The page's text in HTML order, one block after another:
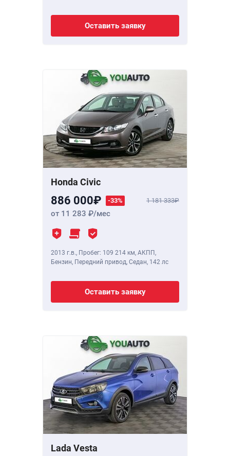
Оставить заявку
Honda Civic
886 000 -33% 1 181 333
от 11 283 /мес
2013 г.в., Пробег: 109 214 км, АКПП,
Бензин, Передний привод, Седан, 142 лс
Оставить заявку
Lada Vesta